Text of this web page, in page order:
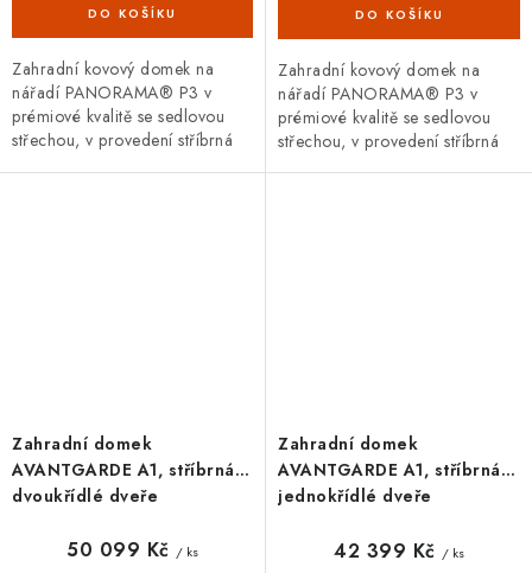
Zahradní kovový domek na
nářadí PANORAMA® P3 v
prémiové kvalitě se sedlovou
střechou, v provedení stříbrná
Zahradní kovový domek na
nářadí PANORAMA® P3 v
prémiové kvalitě se sedlovou
střechou, v provedení stříbrná
Zahradní domek
AVANTGARDE A1, stříbrná,
dvoukřídlé dveře
50 099 Kč / ks
Zahradní domek
AVANTGARDE A1, stříbrná,
jednokřídlé dveře
42 399 Kč / ks